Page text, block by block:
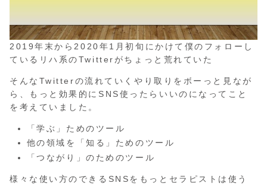
2019年末から2020年1月初旬にかけて僕のフォローし
ているリハ系のTwitterがちょっと荒れていた
そんなTwitterの流れていくやり取りをボーっと見なが
ら、もっと効果的にSNS使ったらいいのになってこと
を考えていました。
「学ぶ」ためのツール
他の領域を「知る」ためのツール
「つながり」のためのツール
様々な使い方のできるSNSをもっとセラピストは使う